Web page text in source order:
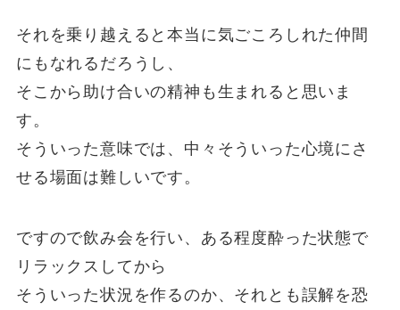
それを乗り越えると本当に気ごころしれた仲間
にもなれるだろうし、
そこから助け合いの精神も生まれると思いま
す。
そういった意味では、中々そういった心境にさ
せる場面は難しいです。
ですので飲み会を行い、ある程度酔った状態で
リラックスしてから
そういった状況を作るのか、それとも誤解を恐